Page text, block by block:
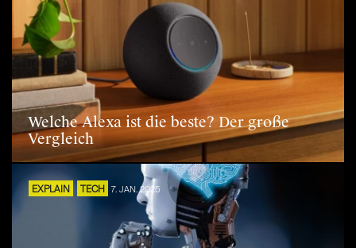
Welche Alexa ist die beste? Der große
Vergleich
EXPLAIN TECH 7. JAN. 2025